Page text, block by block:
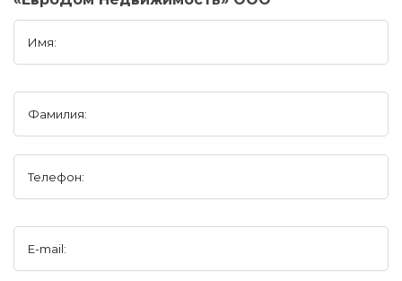
Имя:
Фамилия:
Телефон:
E-mail: